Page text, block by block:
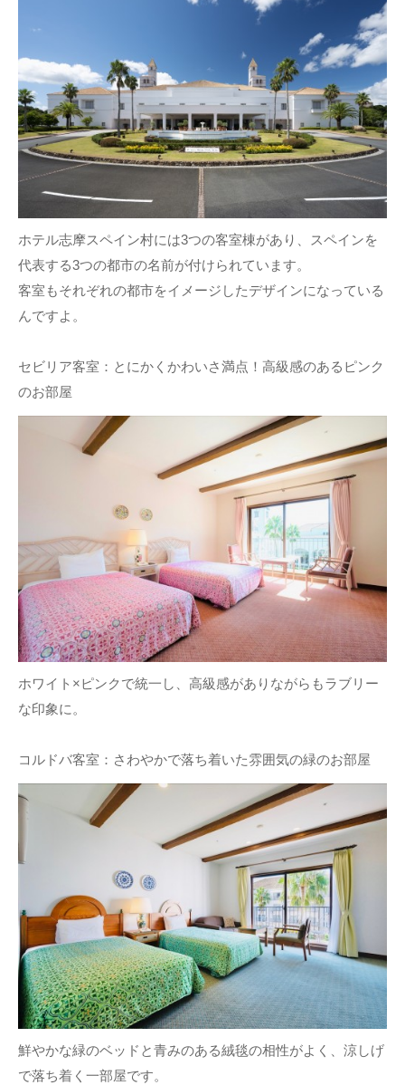
ホテル志摩スペイン村には3つの客室棟があり、スペインを
代表する3つの都市の名前が付けられています。
客室もそれぞれの都市をイメージしたデザインになっている
んですよ。
セビリア客室：とにかくかわいさ満点！高級感のあるピンク
のお部屋
ホワイト×ピンクで統一し、高級感がありながらもラブリー
な印象に。
コルドバ客室：さわやかで落ち着いた雰囲気の緑のお部屋
鮮やかな緑のベッドと青みのある絨毯の相性がよく、涼しげ
で落ち着く一部屋です。